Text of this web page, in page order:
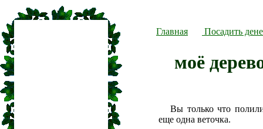
Главная Посадить
моё
Вы только что
еще одна веточка.